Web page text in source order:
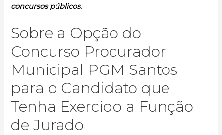
concursos públicos.
Sobre a Opção do
Concurso Procurador
Municipal PGM Santos
para o Candidato que
Tenha Exercido a Função
de Jurado